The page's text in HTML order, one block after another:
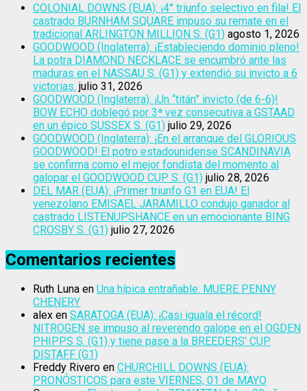
COLONIAL DOWNS (EUA): ¡4° triunfo selectivo en fila! El
castrado BURNHAM SQUARE impuso su remate en el
tradicional ARLINGTON MILLION S. (G1) agosto 1, 2026
GOODWOOD (Inglaterra): ¡Estableciendo dominio pleno!
La potra DIAMOND NECKLACE se encumbró ante las
maduras en el NASSAU S. (G1) y extendió su invicto a 6
victorias. julio 31, 2026
GOODWOOD (Inglaterra): ¡Un “titán” invicto (de 6-6)!
BOW ECHO doblegó por 3ª vez consecutiva a GSTAAD
en un épico SUSSEX S. (G1) julio 29, 2026
GOODWOOD (Inglaterra): ¡En el arranque del GLORIOUS
GOODWOOD! El potro estadounidense SCANDINAVIA
se confirma como el mejor fondista del momento al
galopar el GOODWOOD CUP S. (G1) julio 28, 2026
DEL MAR (EUA): ¡Primer triunfo G1 en EUA! El
venezolano EMISAEL JARAMILLO condujo ganador al
castrado LISTENUPSHANCE en un emocionante BING
CROSBY S. (G1) julio 27, 2026
Comentarios recientes
Ruth Luna en Una hípica entrañable: MUERE PENNY
CHENERY
alex en SARATOGA (EUA): ¡Casi iguala el récord!
NITROGEN se impuso al reverendo galope en el OGDEN
PHIPPS S. (G1) y tiene pase a la BREEDERS’ CUP
DISTAFF (G1)
Freddy Rivero en CHURCHILL DOWNS (EUA):
PRONÓSTICOS para este VIERNES, 01 de MAYO